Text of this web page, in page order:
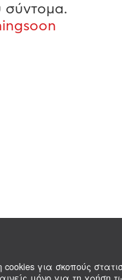
για σκοπούς
σύντομα.